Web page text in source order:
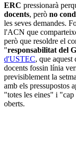
ERC pressionarà
docents, però no
les seves demandes.
l'ACN que
però que resoldre el
"responsabilitat del
d'USTEC, que aquest
docents fossin línia
previsiblement la
amb els pressupostos
"totes les eines" i
oberts.